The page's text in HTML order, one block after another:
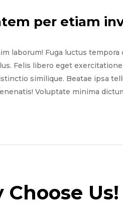
per etiam
laborum! Fuga luctus
Felis libero eget
similique. Beatae ipsa
Voluptate minima
Choose Us!​